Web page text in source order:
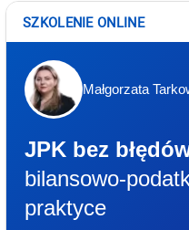
SZKOLENIE ONLINE
Małgorzata
JPK bez
bilansowo-
praktyce